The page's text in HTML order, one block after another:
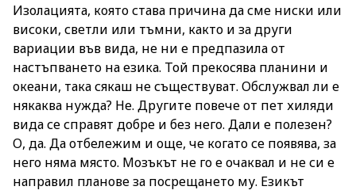
Изолацията, която става причина да сме ниски или
високи, светли или тъмни, както и за други
вариации във вида, не ни е предпазила от
настъпването на езика. Той прекосява планини и
океани, така сякаш не съществуват. Обслужвал ли е
някаква нужда? Не. Другите повече от пет хиляди
вида се справят добре и без него. Дали е полезен?
О, да. Да отбележим и още, че когато се появява, за
него няма място. Мозъкът не го е очаквал и не си е
направил планове за посрещането му. Езикът